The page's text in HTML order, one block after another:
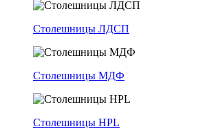
Столешницы ЛДСП
Столешницы МДФ
Столешницы HPL